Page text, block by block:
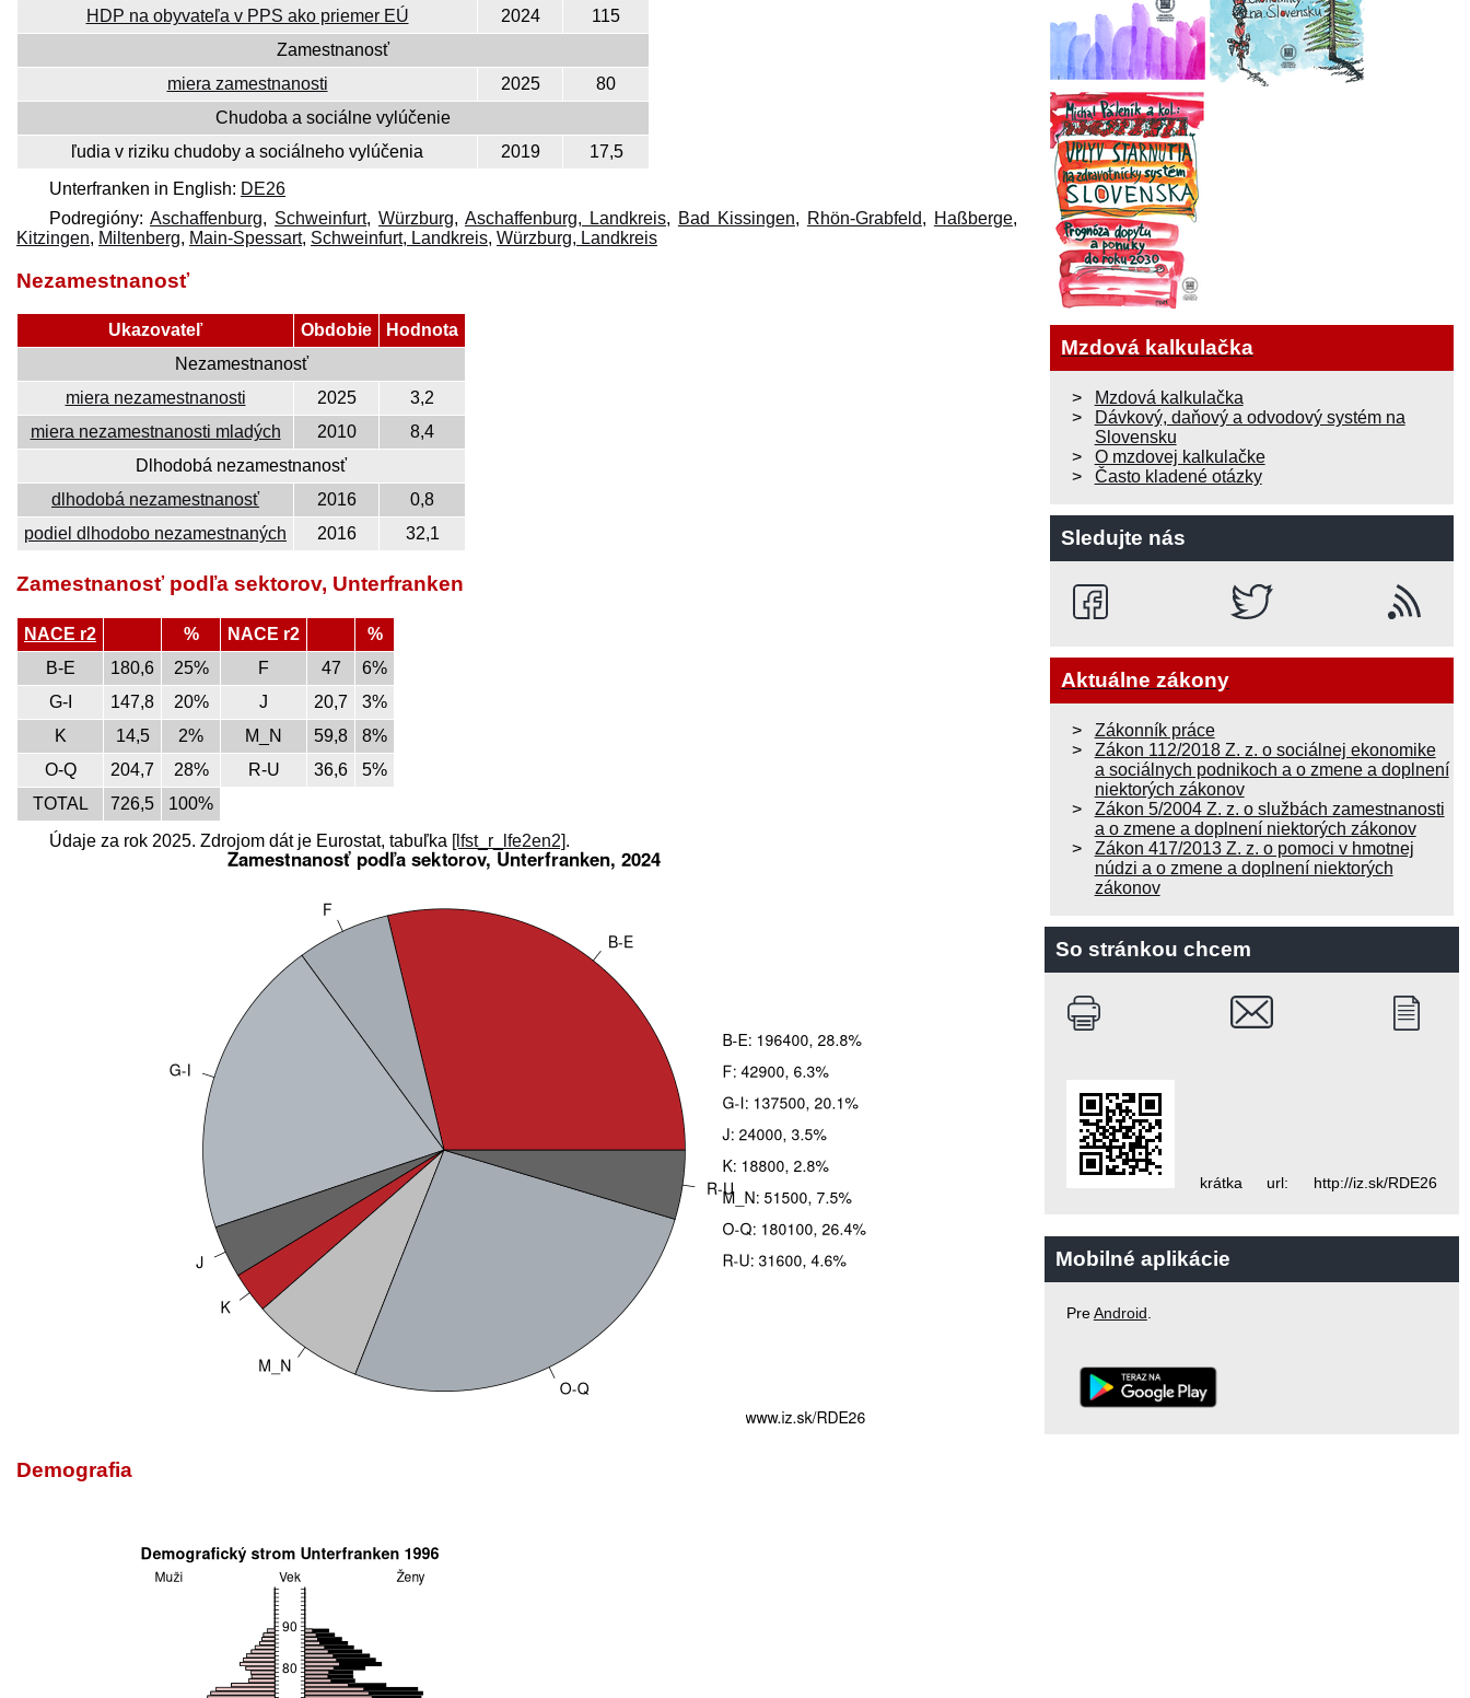
HDP na obyvateľa v PPS ako priemer EÚ
2024
115
Zamestnanosť
miera zamestnanosti
2025
80
Chudoba a sociálne vylúčenie
ľudia v riziku chudoby a sociálneho vylúčenia
2019
17,5
Unterfranken in English: DE26
Podregióny: Aschaffenburg, Schweinfurt, Würzburg, Aschaffenburg, Landkreis, Bad Kissingen, Rhön-Grabfeld, Haßberge,
Kitzingen, Miltenberg, Main-Spessart, Schweinfurt, Landkreis, Würzburg, Landkreis
Nezamestnanosť
Ukazovateľ Obdobie
Hodnota
Nezamestnanosť
miera nezamestnanosti
2025
3,2
miera nezamestnanosti mladých
2010
8,4
Dlhodobá nezamestnanosť
dlhodobá nezamestnanosť
2016
0,8
podiel dlhodobo nezamestnaných
2016 32,1
Zamestnanosť podľa sektorov, Unterfranken
NACE r2 % NACE r2
%
B-E
180,6 25% F 47
6%
G-I
147,8 20% J 20,7
3%
K
14,5 2% M_N 59,8
8%
O-Q
204,7 28% R-U 36,6
5%
TOTAL
726,5
100%
Údaje za rok 2025. Zdrojom dát je Eurostat, tabuľka [lfst_r_lfe2en2].
Demografia
Mzdová kalkulačka
Mzdová kalkulačka
Dávkový, daňový a odvodový systém na
Slovensku
O mzdovej kalkulačke
Často kladené otázky
Sledujte nás
Aktuálne zákony
Zákonník práce
Zákon 112/2018 Z. z. o sociálnej ekonomike
a sociálnych podnikoch a o zmene a doplnení
niektorých zákonov
Zákon 5/2004 Z. z. o službách zamestnanosti
a o zmene a doplnení niektorých zákonov
Zákon 417/2013 Z. z. o pomoci v hmotnej
núdzi a o zmene a doplnení niektorých
zákonov
So stránkou chcem
krátka url: http://iz.sk/RDE26
Mobilné aplikácie
PreAndroid